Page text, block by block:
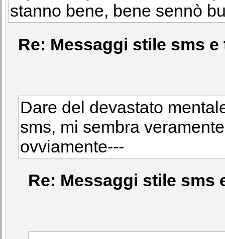
stanno bene, bene sennò
Re: Messaggi stile sms
Dare del devastato
sms, mi sembra
ovviamente---
Re: Messaggi stile sms